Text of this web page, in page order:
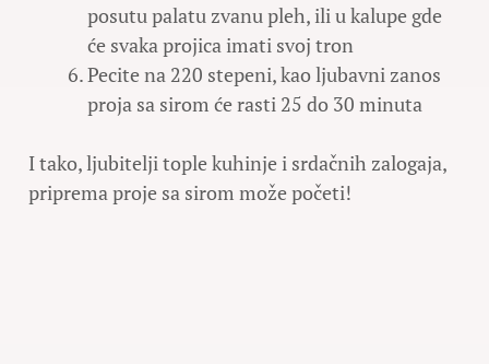
posutu palatu zvanu pleh, ili u kalupe gde
će svaka projica imati svoj tron
Pecite na 220 stepeni, kao ljubavni zanos
proja sa sirom će rasti 25 do 30 minuta
I tako, ljubitelji tople kuhinje i srdačnih zalogaja,
priprema proje sa sirom može početi!